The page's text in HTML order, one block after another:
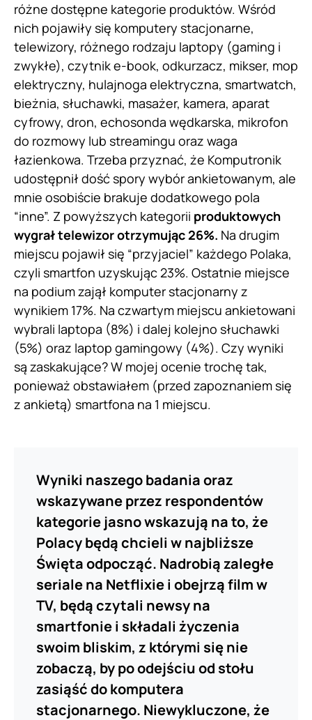
różne dostępne kategorie produktów. Wśród
nich pojawiły się komputery stacjonarne,
telewizory, różnego rodzaju laptopy (gaming i
zwykłe), czytnik e-book, odkurzacz, mikser, mop
elektryczny, hulajnoga elektryczna, smartwatch,
bieżnia, słuchawki, masażer, kamera, aparat
cyfrowy, dron, echosonda wędkarska, mikrofon
do rozmowy lub streamingu oraz waga
łazienkowa. Trzeba przyznać, że Komputronik
udostępnił dość spory wybór ankietowanym, ale
mnie osobiście brakuje dodatkowego pola
“inne”. Z powyższych kategorii produktowych
wygrał telewizor otrzymując 26%. Na drugim
miejscu pojawił się “przyjaciel” każdego Polaka,
czyli smartfon uzyskując 23%. Ostatnie miejsce
na podium zajął komputer stacjonarny z
wynikiem 17%. Na czwartym miejscu ankietowani
wybrali laptopa (8%) i dalej kolejno słuchawki
(5%) oraz laptop gamingowy (4%). Czy wyniki
są zaskakujące? W mojej ocenie trochę tak,
ponieważ obstawiałem (przed zapoznaniem się
z ankietą) smartfona na 1 miejscu.
Wyniki naszego badania oraz
wskazywane przez respondentów
kategorie jasno wskazują na to, że
Polacy będą chcieli w najbliższe
Święta odpocząć. Nadrobią zaległe
seriale na Netflixie i obejrzą film w
TV, będą czytali newsy na
smartfonie i składali życzenia
swoim bliskim, z którymi się nie
zobaczą, by po odejściu od stołu
zasiąść do komputera
stacjonarnego. Niewykluczone, że